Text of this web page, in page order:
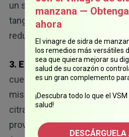
un seguimiento de estos
tangible en lo que debe
reduce uno, mejora su
3. Encuentre su umbral
cuerpo tiene su propio “punto
mismo que el de otra
citrato de magnesio: se
provocará heces blandas si
manzana —
ahora
El vinagre de sidra de
los remedios más versátiles
sea que quiera mejorar su
salud de su corazón o
es un gran complemento
¡Descubra todo lo que el
salud!